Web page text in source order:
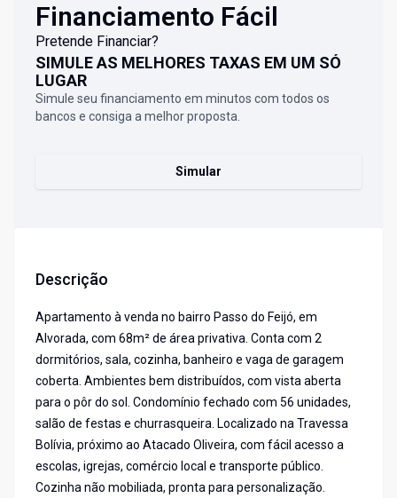
Financiamento Fácil
Pretende Financiar?
SIMULE AS MELHORES TAXAS EM UM SÓ
LUGAR
Simule seu financiamento em minutos com todos os
bancos e consiga a melhor proposta.
Simular
Descrição
Apartamento à venda no bairro Passo do Feijó, em
Alvorada, com 68m² de área privativa. Conta com 2
dormitórios, sala, cozinha, banheiro e vaga de garagem
coberta. Ambientes bem distribuídos, com vista aberta
para o pôr do sol. Condomínio fechado com 56 unidades,
salão de festas e churrasqueira. Localizado na Travessa
Bolívia, próximo ao Atacado Oliveira, com fácil acesso a
escolas, igrejas, comércio local e transporte público.
Cozinha não mobiliada, pronta para personalização.